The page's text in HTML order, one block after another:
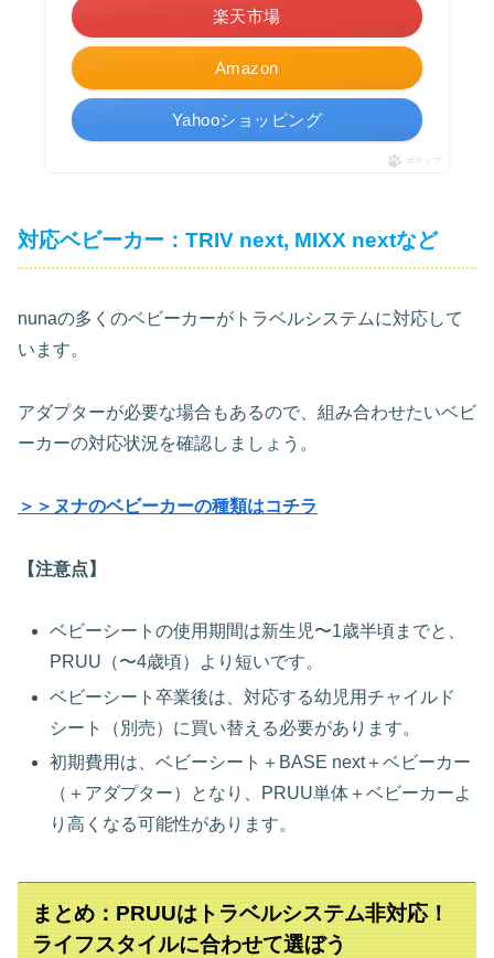
Amazon
楽天市場
Yahooショッピング
ポチップ
対応ベビーカー：TRIV next, MIXX nextなど
nunaの多くのベビーカーがトラベルシステムに対応して
います。
アダプターが必要な場合もあるので、組み合わせたいベビ
ーカーの対応状況を確認しましょう。
＞＞ヌナのベビーカーの種類はコチラ
【注意点】
ベビーシートの使用期間は新生児〜1歳半頃までと、
PRUU（〜4歳頃）より短いです。
ベビーシート卒業後は、対応する幼児用チャイルド
シート（別売）に買い替える必要があります。
初期費用は、ベビーシート＋BASE next＋ベビーカー
（＋アダプター）となり、PRUU単体＋ベビーカーよ
り高くなる可能性があります。
まとめ：PRUUはトラベルシステム非対応！
ライフスタイルに合わせて選ぼう